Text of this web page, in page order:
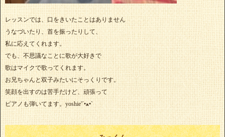
レッスンでは、口をきいたことはありません
うなづいたり、首を振ったりして、
私に応えてくれます。
でも、不思議なことに歌が大好きで
歌はマイクで歌ってくれます。
お兄ちゃんと双子みたいにそっくりです。
笑顔を出すのは苦手だけど、頑張って
ピアノも弾いてます。yoshie'‎´•ﻌ•`